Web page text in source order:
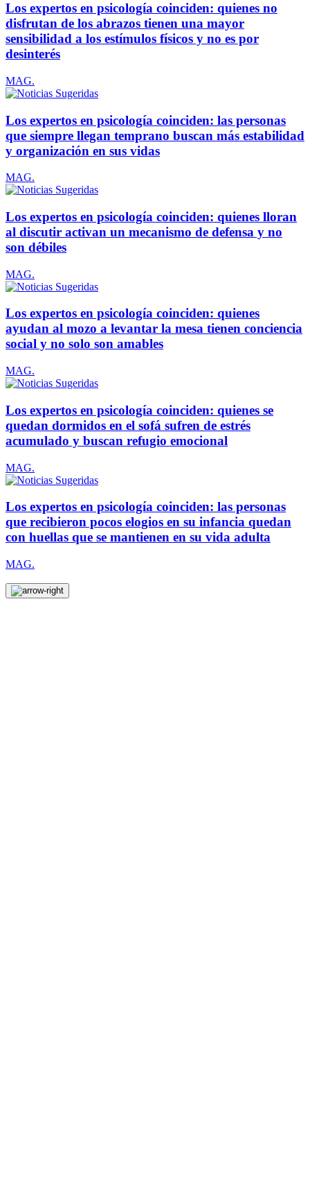
Los expertos en psicología coinciden: quienes no
disfrutan de los abrazos tienen una mayor
sensibilidad a los estímulos físicos y no es por
desinterés
MAG.
Los expertos en psicología coinciden: las personas
que siempre llegan temprano buscan más estabilidad
y organización en sus vidas
MAG.
Los expertos en psicología coinciden: quienes lloran
al discutir activan un mecanismo de defensa y no
son débiles
MAG.
Los expertos en psicología coinciden: quienes
ayudan al mozo a levantar la mesa tienen conciencia
social y no solo son amables
MAG.
Los expertos en psicología coinciden: quienes se
quedan dormidos en el sofá sufren de estrés
acumulado y buscan refugio emocional
MAG.
Los expertos en psicología coinciden: las personas
que recibieron pocos elogios en su infancia quedan
con huellas que se mantienen en su vida adulta
MAG.